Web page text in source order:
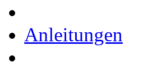
Anleitungen